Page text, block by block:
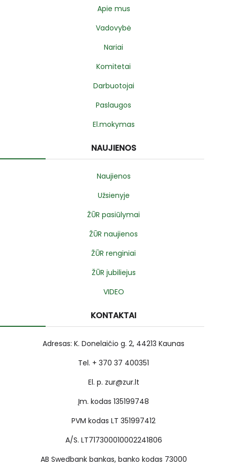
Apie mus
Vadovybė
Nariai
Komitetai
Darbuotojai
Paslaugos
El.mokymas
NAUJIENOS
Naujienos
Užsienyje
ŽŪR pasiūlymai
ŽŪR naujienos
ŽŪR renginiai
ŽŪR jubiliejus
VIDEO
KONTAKTAI
Adresas: K. Donelaičio g. 2, 44213 Kaunas
Tel. + 370 37 400351
El. p. zur@zur.lt
Įm. kodas 135199748
PVM kodas LT 351997412
A/S. LT717300010002241806
AB Swedbank bankas, banko kodas 73000